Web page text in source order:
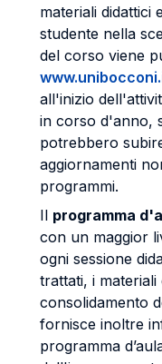
materiali didattici
studente nella
del corso viene
all'inizio
in corso d'anno,
potrebbero
aggiornamenti
programmi.
Il programma
con un maggior
ogni sessione
trattati, i
consolidamento
fornisce inoltre
programma